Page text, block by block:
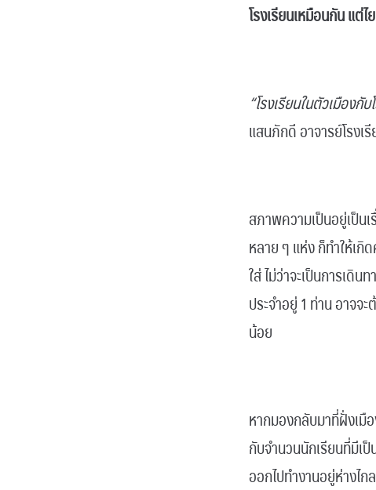
โรงเรียนเหมือนกัน แต่
“โรงเรียนในตัวเมือง
แสนภักดี อาจารย์โรงเ
สภาพความเป็นอยู่เป็น
หลาย ๆ แห่ง ก็ทำให้เกิ
ใส่ ไม่ว่าจะเป็นการเดิ
ประจำอยู่ 1 ท่าน อาจจ
น้อย
หากมองกลับมาที่ฝั่งเมื
กับจำนวนนักเรียนที่มีเ
ออกไปทำงานอยู่ห่างไ